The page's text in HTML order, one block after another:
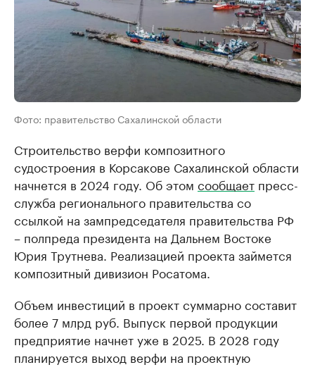
Фото: правительство Сахалинской области
Строительство верфи композитного
судостроения в Корсакове Сахалинской области
начнется в 2024 году. Об этом сообщает пресс-
служба регионального правительства со
ссылкой на зампредседателя правительства РФ
– полпреда президента на Дальнем Востоке
Юрия Трутнева. Реализацией проекта займется
композитный дивизион Росатома.
Объем инвестиций в проект суммарно составит
более 7 млрд руб. Выпуск первой продукции
предприятие начнет уже в 2025. В 2028 году
планируется выход верфи на проектную